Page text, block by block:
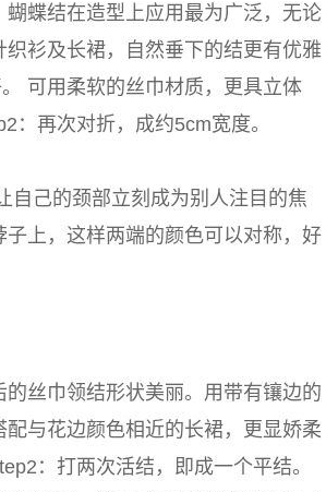
蝶结在造型上应用最为广泛，无论
衫及长裙，自然垂下的结更有优雅
可用柔软的丝巾材质，更具立体
：再次对折，成约5cm宽度。
自己的颈部立刻成为别人注目的焦
上，这样两端的颜色可以对称，好
丝巾领结形状美丽。用带有镶边的
与花边颜色相近的长裙，更显娇柔
：打两次活结，即成一个平结。